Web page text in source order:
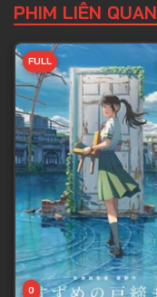
PHIM LIÊN QUAN
0
FULL